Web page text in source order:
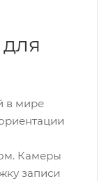
в мире
Камеры
записи